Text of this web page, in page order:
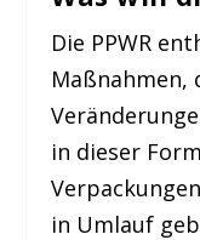
Die PPWR
Maßnahmen,
in dieser
in Umlauf